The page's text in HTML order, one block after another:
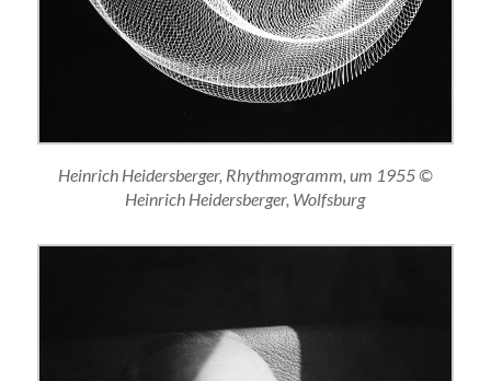
Heinrich Heidersberger, Rhythmogramm, um 1955 ©
Heinrich Heidersberger, Wolfsburg